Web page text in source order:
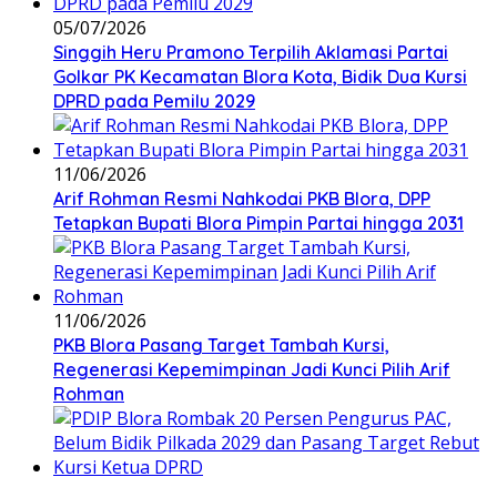
05/07/2026
Singgih Heru Pramono Terpilih Aklamasi Partai
Golkar PK Kecamatan Blora Kota, Bidik Dua Kursi
DPRD pada Pemilu 2029
11/06/2026
Arif Rohman Resmi Nahkodai PKB Blora, DPP
Tetapkan Bupati Blora Pimpin Partai hingga 2031
11/06/2026
PKB Blora Pasang Target Tambah Kursi,
Regenerasi Kepemimpinan Jadi Kunci Pilih Arif
Rohman